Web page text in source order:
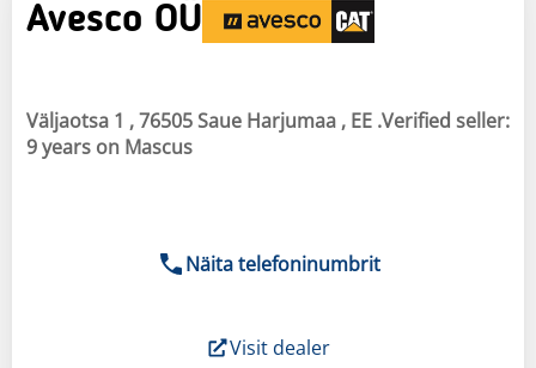
Avesco OÜ
Väljaotsa 1 , 76505 Saue Harjumaa , EE .Verified seller:
9 years on Mascus
Näita telefoninumbrit
Visit dealer